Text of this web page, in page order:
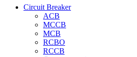
Circuit Breaker
ACB
MCCB
MCB
RCBO
RCCB